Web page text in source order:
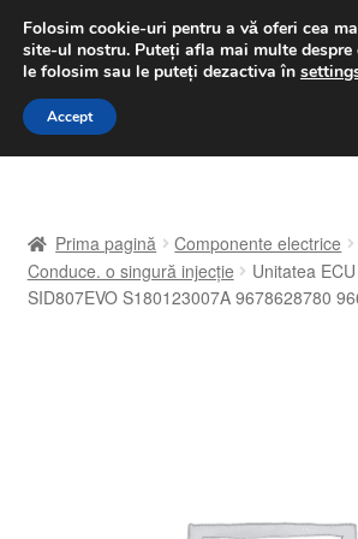
LIVRARE de la 33 lei
luni-vineri 9 a.m. - 4 p.m.031
Sari
Sari
A lua legatura
Finalizare comandă
Prima pagină Componente electrice
Conduce. o singură injecție
Unitatea
SID807EVO S180123007A 9678628780
Folosim cookie-uri pentru a vă oferi cea
site-ul nostru. Puteți afla mai multe
le folosim sau le puteți dezactiva în
Accept